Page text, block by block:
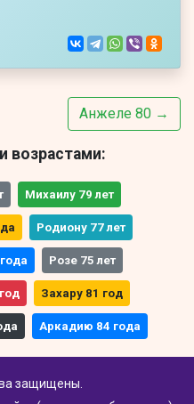
Анжеле 80 →
возрастами:
Михаилу 79 лет
Родиону 77 лет
Розе 75 лет
Захару 81 год
Аркадию 84 года
защищены.